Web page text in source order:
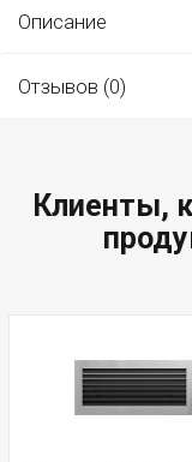
Описание
Отзывов (0)
Клиенты,